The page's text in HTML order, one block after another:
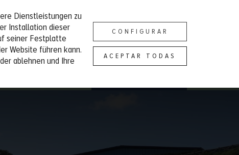
Dienstleistungen zu
Installation dieser
seiner Festplatte
Website führen kann.
ablehnen und Ihre
CONFIGURAR
ACEPTAR TODAS
ES EU EN FR DE
TOURISMUS KONTAKT